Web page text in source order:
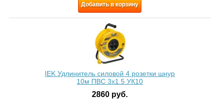
Добавить в корзину
IEK Удлинитель силовой 4 розетки шнур
10м ПВС 3x1.5 УК10
2860 руб.